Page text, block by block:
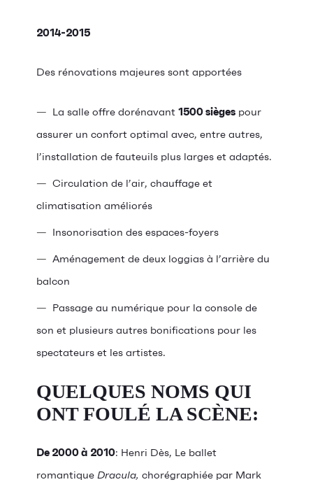
2014-2015
Des rénovations majeures sont apportées
La salle offre dorénavant 1500 sièges pour
assurer un confort optimal avec, entre autres,
l’installation de fauteuils plus larges et adaptés.
Circulation de l’air, chauffage et
climatisation améliorés
Insonorisation des espaces-foyers
Aménagement de deux loggias à l’arrière du
balcon
Passage au numérique pour la console de
son et plusieurs autres bonifications pour les
spectateurs et les artistes.
QUELQUES NOMS QUI
ONT FOULÉ LA SCÈNE:
De 2000 à 2010: Henri Dès, Le ballet
romantique Dracula, chorégraphiée par Mark